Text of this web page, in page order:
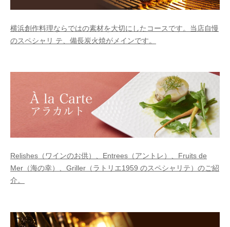
ー
軽
く
い
横浜創作料理ならではの素材を大切にしたコースです。当店自慢
のスペシャリ テ、備長炭火焼がメインです。
Relishes（ワインのお供）、Entrees（アントレ）、Fruits de
Mer（海の幸）、Griller（ラトリエ1959 のスペシャリテ）のご紹
介。